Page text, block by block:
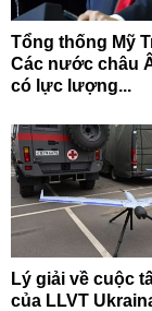
Tổng thống Mỹ
Các nước châu
có lực lượng...
Lý giải về cuộc
của LLVT